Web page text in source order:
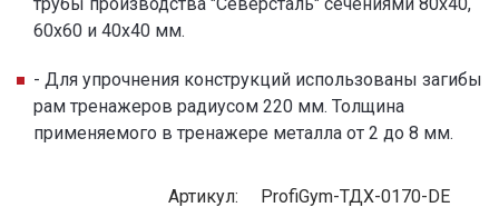
60х60 и 40х40 мм.
- Для упрочнения конструкций использованы загибы
рам тренажеров радиусом 220 мм. Толщина
применяемого в тренажере металла от 2 до 8 мм.
Артикул: ProfiGym-ТДХ-0170-DE